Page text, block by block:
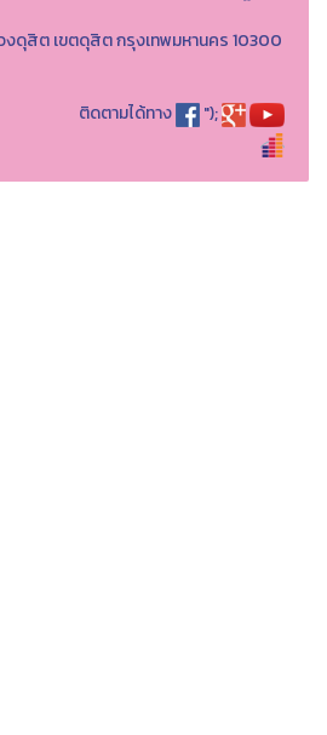
งดุสิต เขตดุสิต กรุงเทพมหานคร 10300
ติดตามได้ทาง
");